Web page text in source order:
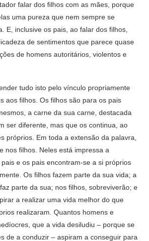
falar dos filhos com as mães, porque
uma pureza que nem sempre se
E, inclusive os pais, ao falar dos filhos,
de sentimentos que parece quase
de homens autoritários, violentos e
tudo isto pelo vínculo propriamente
aos filhos. Os filhos são para os pais
a carne da sua carne, destacada
ser diferente, mas que os continua, ao
próprios. Em toda a extensão da palavra,
nos filhos. Neles está impressa a
e os pais encontram-se a si próprios
Os filhos fazem parte da sua vida; a
parte da sua; nos filhos, sobreviverão; e
a realizar uma vida melhor do que
realizaram. Quantos homens e
que a vida desiludiu – porque se
de a conduzir – aspiram a conseguir para